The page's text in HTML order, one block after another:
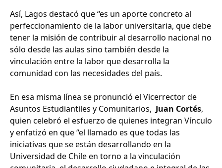
Así, Lagos destacó que “es un aporte concreto al
perfeccionamiento de la labor universitaria, que debe
tener la misión de contribuir al desarrollo nacional no
sólo desde las aulas sino también desde la
vinculación entre la labor que desarrolla la
comunidad con las necesidades del país.
En esa misma línea se pronunció el Vicerrector de
Asuntos Estudiantiles y Comunitarios, Juan Cortés,
quien celebró el esfuerzo de quienes integran Vínculo
y enfatizó en que “el llamado es que todas las
iniciativas que se están desarrollando en la
Universidad de Chile en torno a la vinculación